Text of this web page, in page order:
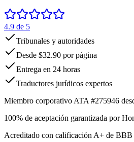
4.9 de 5
Tribunales y autoridades
Desde $32.90 por página
Entrega en 24 horas
Traductores jurídicos expertos
Miembro corporativo ATA #275946
100% de aceptación garantizada por
Acreditado con calificación A+ de BBB